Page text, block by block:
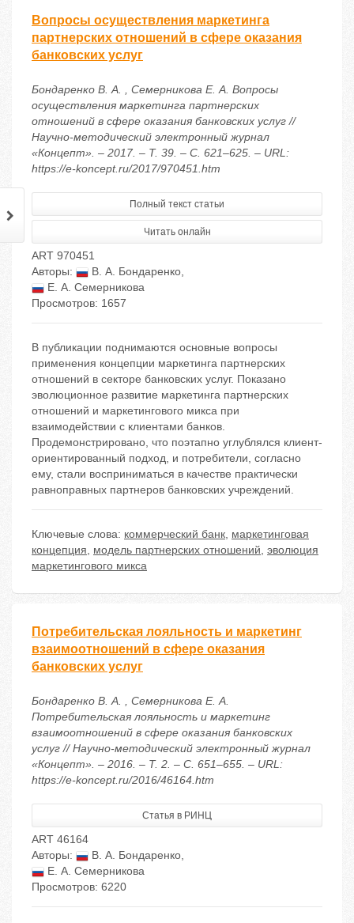
Вопросы осуществления маркетинга
партнерских отношений в сфере оказания
банковских услуг
Бондаренко В. А. , Семерникова Е. А. Вопросы
осуществления маркетинга партнерских
отношений в сфере оказания банковских услуг //
Научно-методический электронный журнал
«Концепт». – 2017. – Т. 39. – С. 621–625. – URL:
https://e-koncept.ru/2017/970451.htm
Полный текст статьи
Читать онлайн
ART 970451
Авторы:
В. А. Бондаренко,
Е. А. Семерникова
Просмотров: 1657
В публикации поднимаются основные вопросы
применения концепции маркетинга партнерских
отношений в секторе банковских услуг. Показано
эволюционное развитие маркетинга партнерских
отношений и маркетингового микса при
взаимодействии с клиентами банков.
Продемонстрировано, что поэтапно углублялся клиент-
ориентированный подход, и потребители, согласно
ему, стали восприниматься в качестве практически
равноправных партнеров банковских учреждений.
Ключевые слова: коммерческий банк, маркетинговая
концепция, модель партнерских отношений, эволюция
маркетингового микса
Потребительская лояльность и маркетинг
взаимоотношений в сфере оказания
банковских услуг
Бондаренко В. А. , Семерникова Е. А.
Потребительская лояльность и маркетинг
взаимоотношений в сфере оказания банковских
услуг // Научно-методический электронный журнал
«Концепт». – 2016. – Т. 2. – С. 651–655. – URL:
https://e-koncept.ru/2016/46164.htm
Статья в РИНЦ
ART 46164
Авторы:
В. А. Бондаренко,
Е. А. Семерникова
Просмотров: 6220